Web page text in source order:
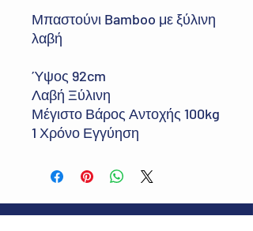
Μπαστούνι Bamboo με ξύλινη
λαβή
Ύψος 92cm
Λαβή Ξύλινη
Μέγιστο Βάρος Αντοχής 100kg
1 Χρόνο Εγγύηση